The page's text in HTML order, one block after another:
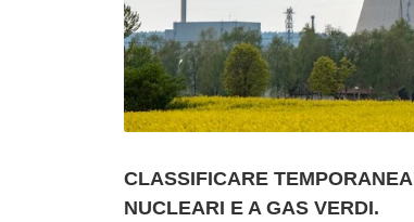
CLASSIFICARE
NUCLEARI E A GAS VERDI.